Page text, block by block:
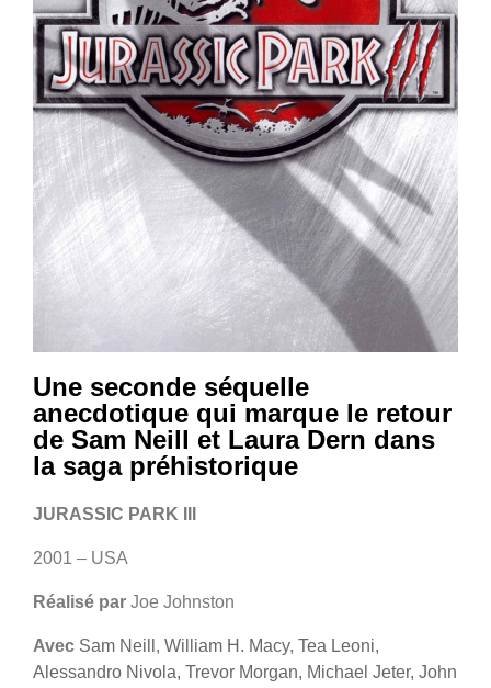
Une seconde séquelle
anecdotique qui marque le retour
de Sam Neill et Laura Dern dans
la saga préhistorique
JURASSIC PARK III
2001 – USA
Réalisé par Joe Johnston
Avec Sam Neill, William H. Macy, Tea Leoni,
Alessandro Nivola, Trevor Morgan, Michael Jeter, John